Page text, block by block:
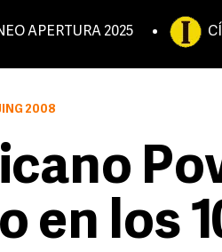
APERTURA 2025
2008
en los